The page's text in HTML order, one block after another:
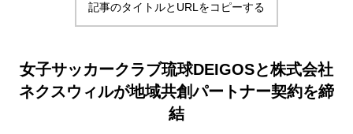
記事のタイトルとURLをコピーする
女子サッカークラブ琉球DEIGOSと株式会社
ネクスウィルが地域共創パートナー契約を締
結